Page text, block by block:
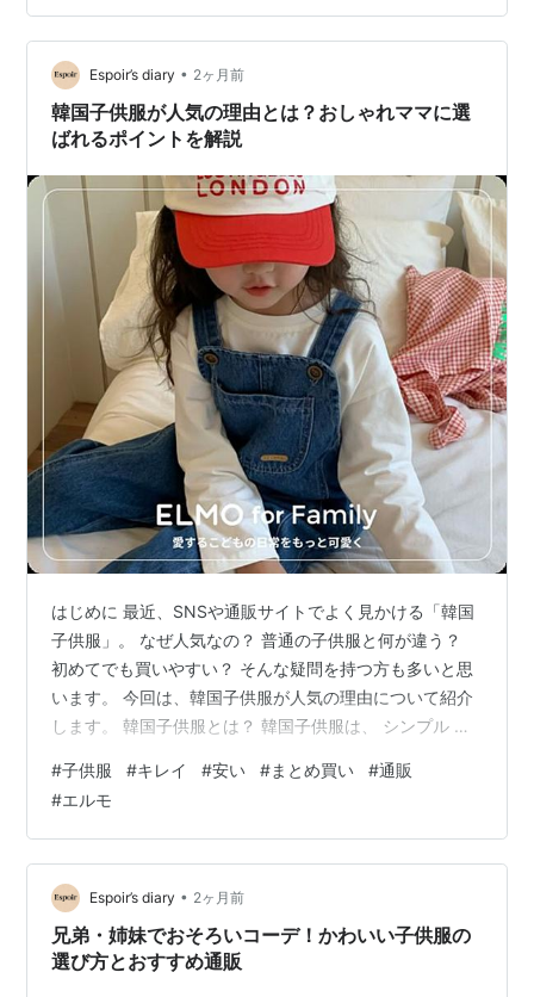
とに新しい服が必要 という理由から、喜ばれることが多
いです。 プレゼント選びのポイント ① 少し大きめのサ
イズを選ぶ すぐにサイズアウトしないよう、ワンサイズ
大きめを選ぶと長く…
Espoir’s diary • 2ヶ月前
韓国子供服が人気の理由とは？おしゃれママに選
ばれるポイントを解説
はじめに 最近、SNSや通販サイトでよく見かける「韓国
子供服」。 なぜ人気なの？ 普通の子供服と何が違う？
初めてでも買いやすい？ そんな疑問を持つ方も多いと思
います。 今回は、韓国子供服が人気の理由について紹介
します。 韓国子供服とは？ 韓国子供服は、 シンプル ナ
ず、大人っぽいコーデができるため人気があります。 人
気の理由① シンプルで着回しやすい 韓国子供服は無地
や落ち着いたカラーが多く、 ベージュ ブラウン グレー
ホワイト などの色が人気です。 どんな服にも合わせやす
いのが魅力です。 人気の理由② 写真映えする ナチュラ
ルなデザイン…
#子供服 #キレイ #安い #まとめ買い #通販
#エルモ
Espoir’s diary • 2ヶ月前
兄弟・姉妹でおそろいコーデ！かわいい子供服の
選び方とおすすめ通販